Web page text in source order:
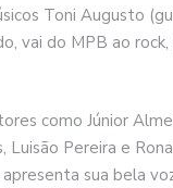
Toni Augusto
vai do MPB ao
como Júnior
Luisão Pereira e
sua bela